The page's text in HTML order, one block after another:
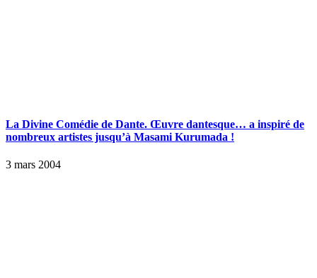
La Divine Comédie de Dante. Œuvre dantesque… a inspiré de
nombreux artistes jusqu’à Masami Kurumada !
3 mars 2004